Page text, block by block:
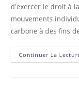
d'exercer le droit à
mouvements
carbone à des fins
Continuer La